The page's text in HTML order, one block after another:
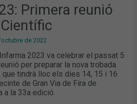
Primera reunió
de 2022
2023 va celebrar el passat 5
per preparar la nova trobada
que tindrà lloc els dies 14, 15 i 16
de Gran Via de Fira de
a la 33a edició.